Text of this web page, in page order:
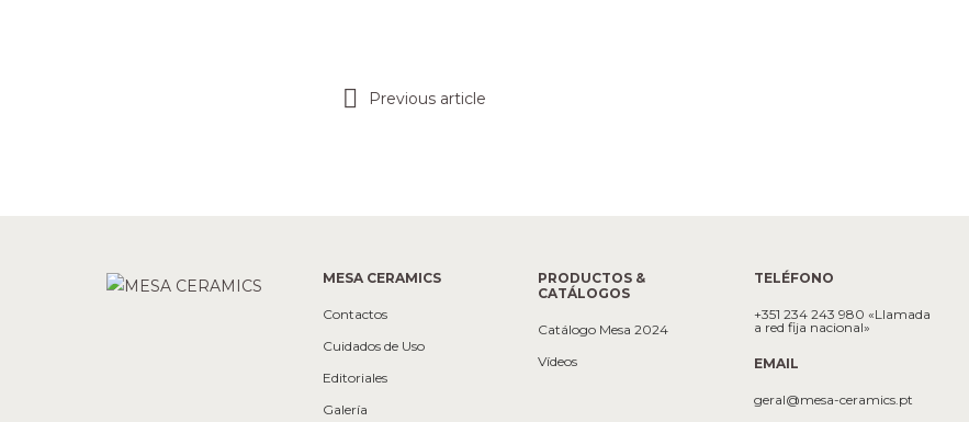
Previous article
MESA CERAMICS
Contactos
Cuidados de Uso
Editoriales
Galería
PRODUCTOS &
CATÁLOGOS
Catálogo Mesa 2024
Vídeos
TELÉFONO
+351 234 243 980 «Llamada
a red fija nacional»
EMAIL
geral@mesa-ceramics.pt